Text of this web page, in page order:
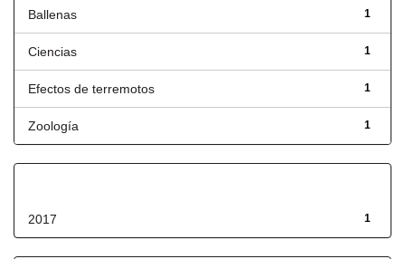
1
Ballenas
1
Ciencias
1
Efectos de terremotos
1
Zoología
1
2017